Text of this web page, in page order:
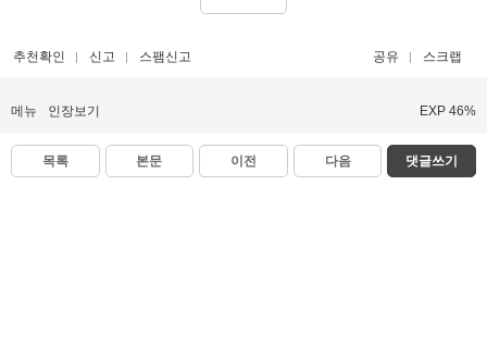
추천확인 신고 스팸신고 공유 스크랩
메뉴 인장보기 EXP 46%
목록 본문 이전 다음 댓글쓰기